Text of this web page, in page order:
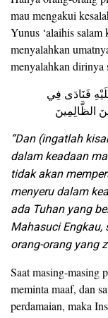
mau mengakui
Yunus ‘alaihis
menyalahkan
menyalahkan dirinya
فَنَادَى فِي
الظَّالِمِينَ
“Dan (ingatlah
dalam keadaan
tidak akan
menyeru dalam
ada Tuhan yang
Mahasuci
orang-orang yang
Saat masing-masing
meminta maaf, dan
perdamaian, maka